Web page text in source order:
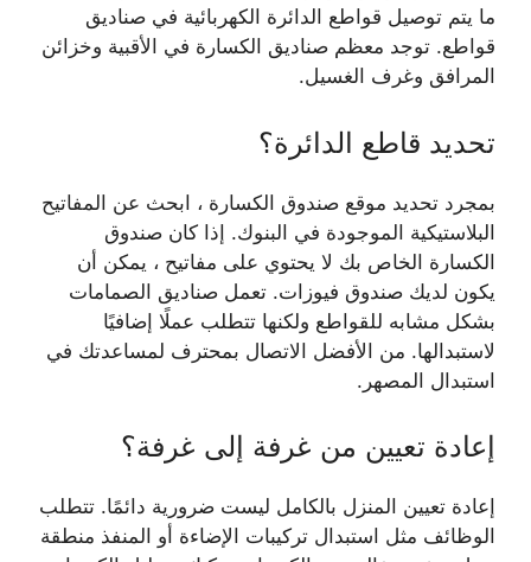
ما يتم توصيل قواطع الدائرة الكهربائية في صناديق
قواطع. توجد معظم صناديق الكسارة في الأقبية وخزائن
المرافق وغرف الغسيل.
تحديد قاطع الدائرة؟
بمجرد تحديد موقع صندوق الكسارة ، ابحث عن المفاتيح
البلاستيكية الموجودة في البنوك. إذا كان صندوق
الكسارة الخاص بك لا يحتوي على مفاتيح ، يمكن أن
يكون لديك صندوق فيوزات. تعمل صناديق الصمامات
بشكل مشابه للقواطع ولكنها تتطلب عملًا إضافيًا
لاستبدالها. من الأفضل الاتصال بمحترف لمساعدتك في
استبدال المصهر.
إعادة تعيين من غرفة إلى غرفة؟
إعادة تعيين المنزل بالكامل ليست ضرورية دائمًا. تتطلب
الوظائف مثل استبدال تركيبات الإضاءة أو المنفذ منطقة